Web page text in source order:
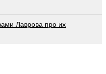
Лаврова про их